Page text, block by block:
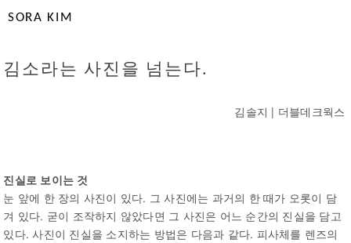
SORA KIM
김소라는 사진을 넘는다.
김솔지 | 더블데크웍스
진실로 보이는 것
눈 앞에 한 장의 사진이 있다. 그 사진에는 과거의 한 때가 오롯이 담
겨 있다. 굳이 조작하지 않았다면 그 사진은 어느 순간의 진실을 담고
있다. 사진이 진실을 소지하는 방법은 다음과 같다. 피사체를 렌즈의